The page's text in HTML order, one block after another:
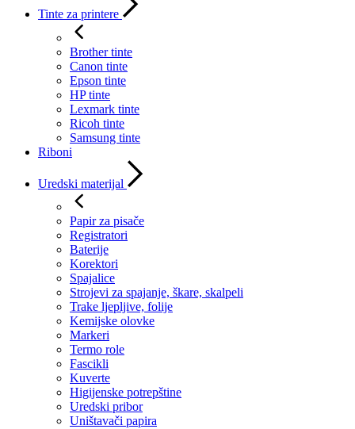
Tinte za printere
Brother tinte
Canon tinte
Epson tinte
HP tinte
Lexmark tinte
Ricoh tinte
Samsung tinte
Riboni
Uredski materijal
Papir za pisače
Registratori
Baterije
Korektori
Spajalice
Strojevi za spajanje, škare, skalpeli
Trake ljepljive, folije
Kemijske olovke
Markeri
Termo role
Fascikli
Kuverte
Higijenske potrepštine
Uredski pribor
Uništavači papira